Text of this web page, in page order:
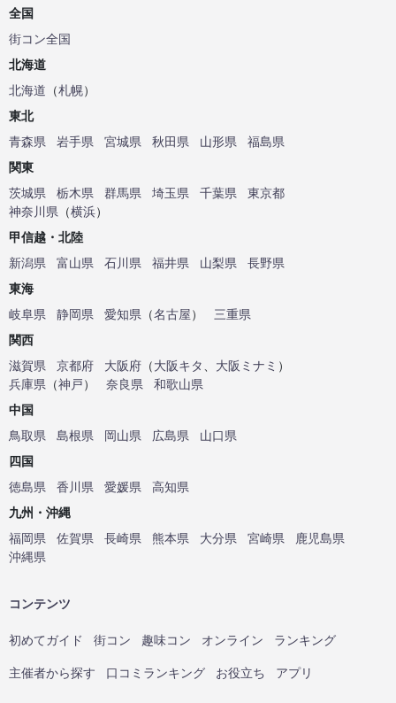
全国
街コン全国
北海道
北海道 （札幌）
東北
青森県
岩手県 宮城県 秋田県 山形県
福島県
関東
茨城県
栃木県 群馬県 埼玉県 千葉県
東京都
神奈川県 （横浜）
甲信越・北陸
新潟県
富山県 石川県 福井県 山梨県
長野県
東海
岐阜県
静岡県 愛知県 （名古屋）
三重県
関西
滋賀県
京都府 大阪府 （大阪キタ 大阪ミナミ ）
兵庫県 （神戸） 奈良県
和歌山県
中国
鳥取県
島根県 岡山県 広島県
山口県
四国
徳島県
香川県 愛媛県
高知県
九州・沖縄
福岡県
佐賀県 長崎県 熊本県 大分県 宮崎県
鹿児島県
沖縄県
コンテンツ
初めてガイド 街コン 趣味コン オンライン ランキング
主催者から探す 口コミランキング お役立ち アプリ